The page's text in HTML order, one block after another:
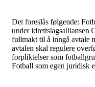
Det foreslås følgende:
under
fullmakt til å inngå avtale
avtalen skal regulere
forpliktelser som
Fotball som egen juridisk